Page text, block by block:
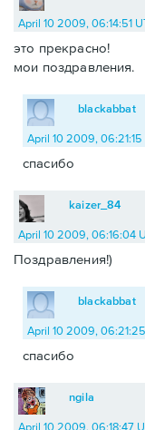
April 10 2009, 06:14:51
это прекрасно!
мои поздравления.
blackabbat
April 10 2009, 06:21:15
спасибо
kaizer_84
April 10 2009, 06:16:04
Поздравления!)
blackabbat
April 10 2009,
спасибо
ngila
April 10 2009, 06:18:47